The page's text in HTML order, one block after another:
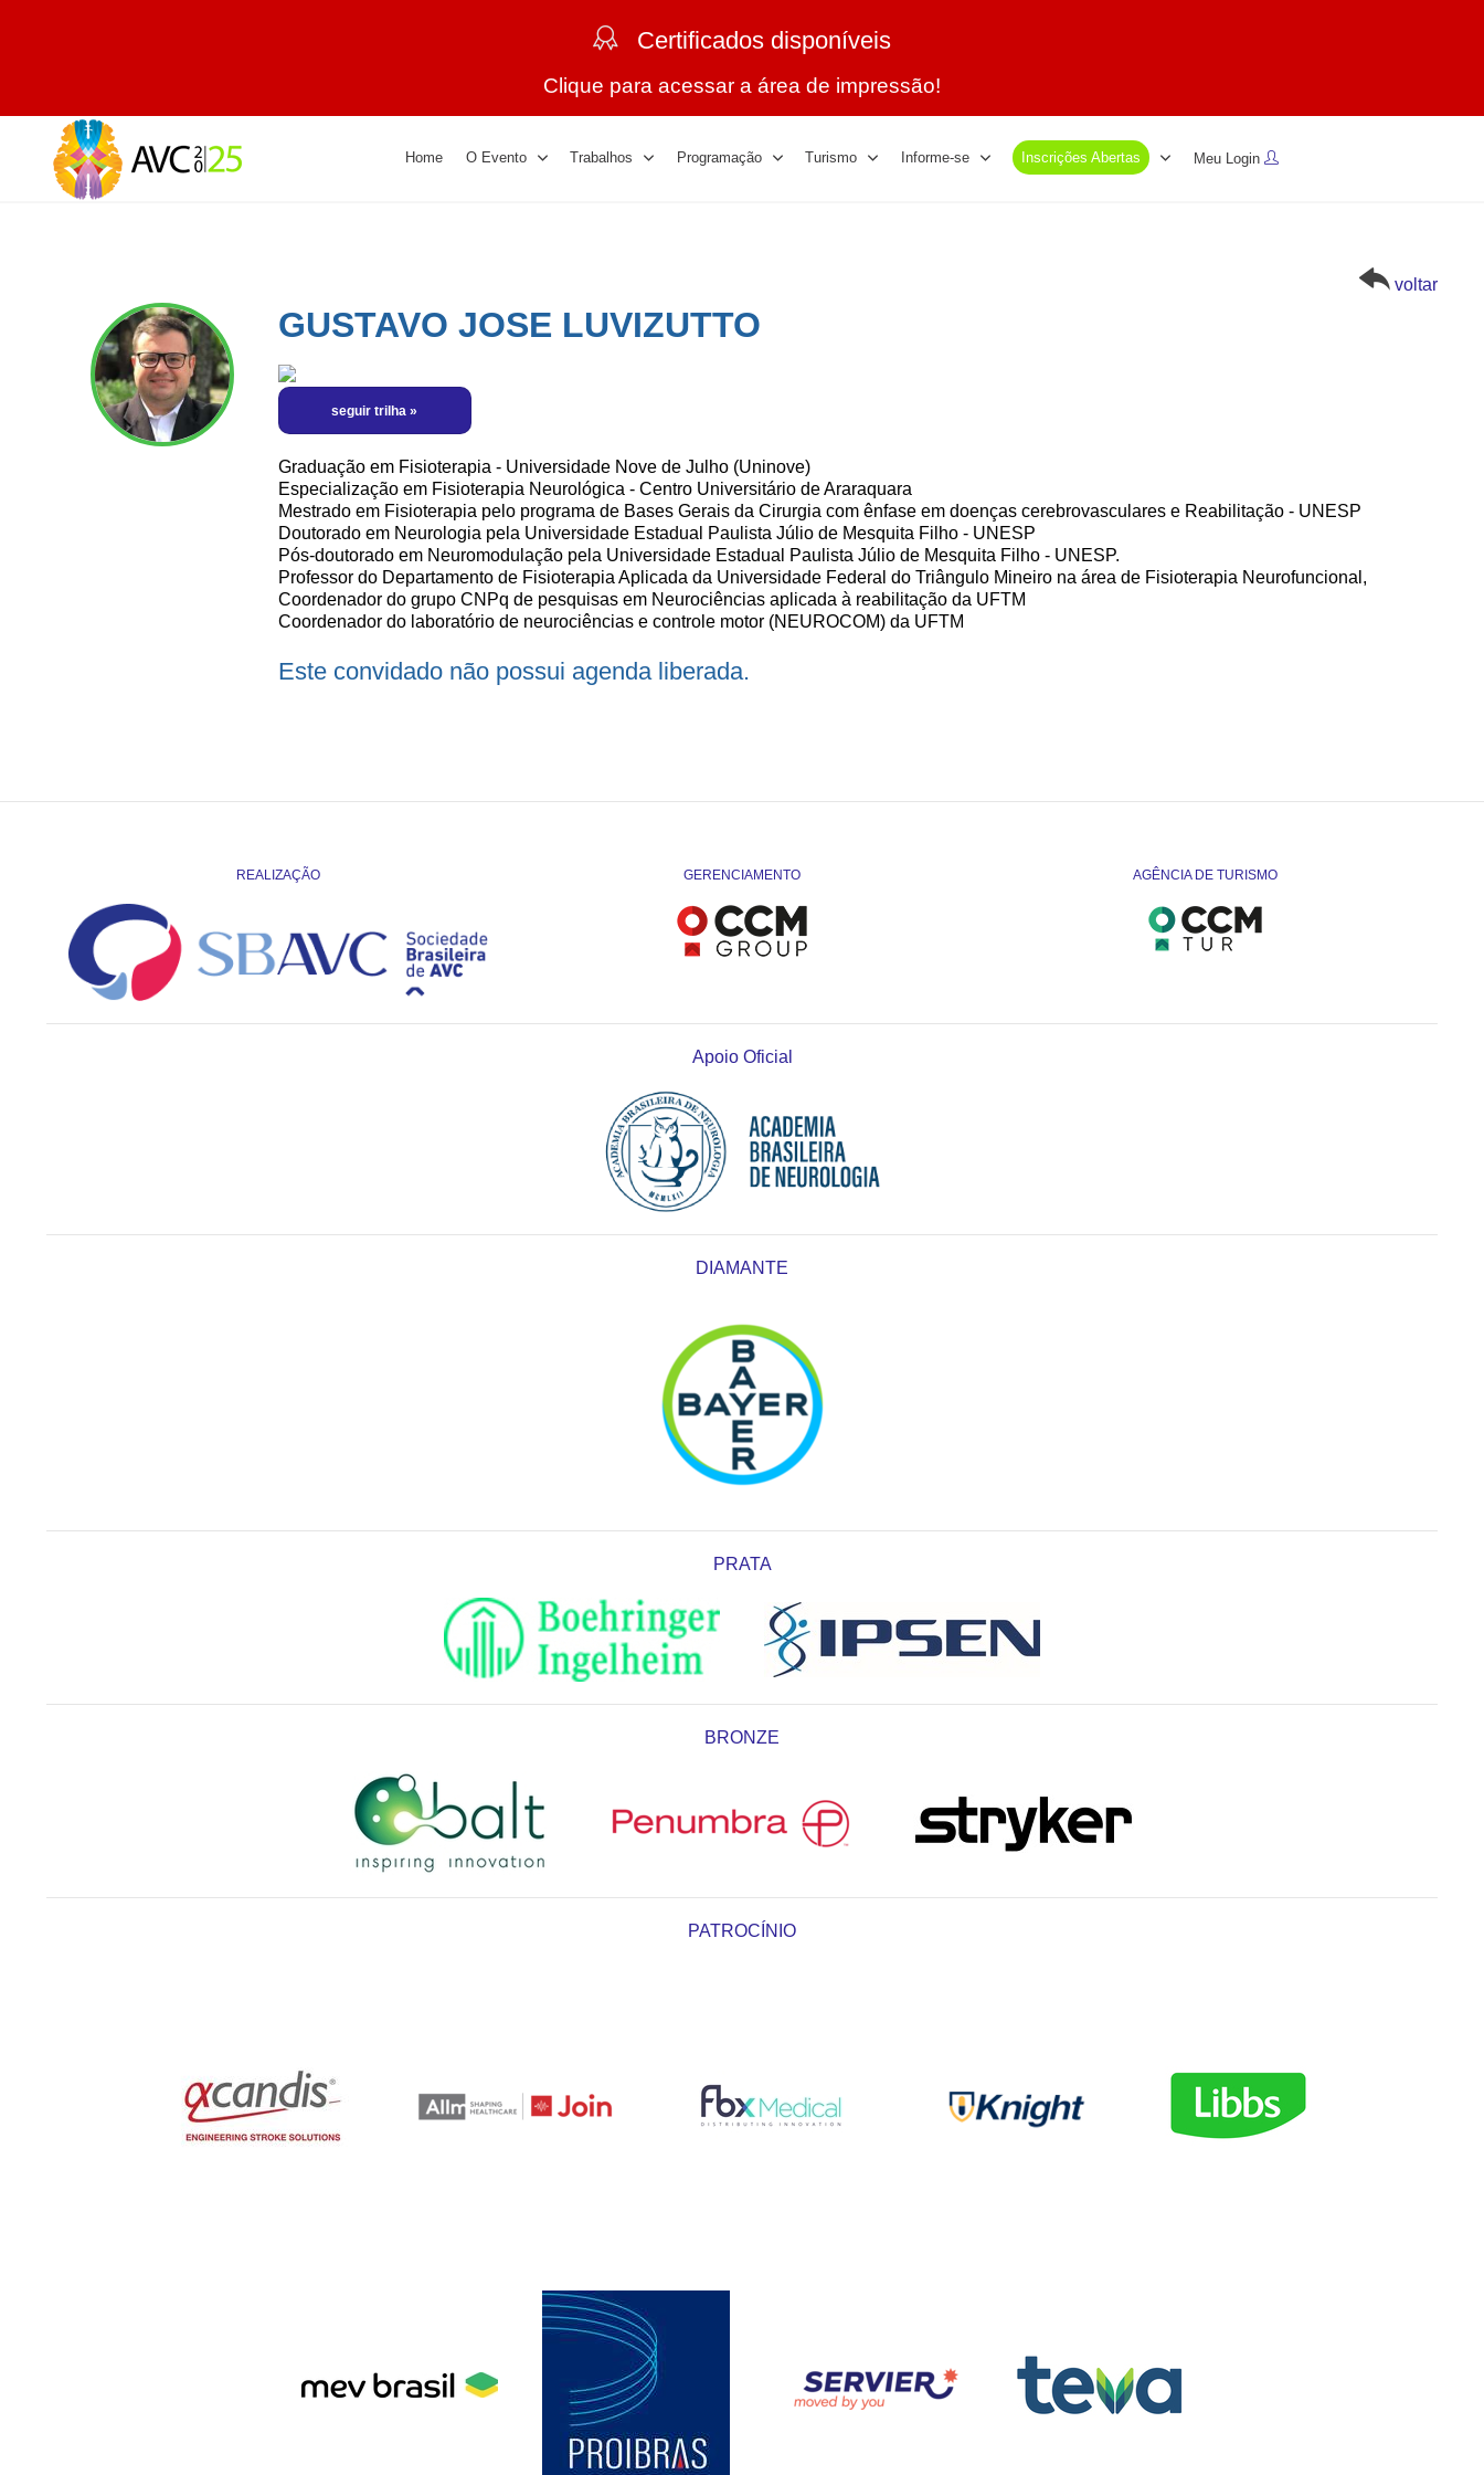
Certificados disponíveis
Clique para acessar a área de impressão!
Home O Evento Trabalhos Programação Turismo Informe-se Inscrições Abertas Meu Login
voltar
GUSTAVO JOSE LUVIZUTTO
Graduação em Fisioterapia - Universidade Nove de Julho (Uninove)
Especialização em Fisioterapia Neurológica - Centro Universitário de Araraquara
Mestrado em Fisioterapia pelo programa de Bases Gerais da Cirurgia com ênfase em doenças cerebrovasculares e Reabilitação - UNESP
Doutorado em Neurologia pela Universidade Estadual Paulista Júlio de Mesquita Filho - UNESP
Pós-doutorado em Neuromodulação pela Universidade Estadual Paulista Júlio de Mesquita Filho - UNESP.
Professor do Departamento de Fisioterapia Aplicada da Universidade Federal do Triângulo Mineiro na área de Fisioterapia Neurofuncional,
Coordenador do grupo CNPq de pesquisas em Neurociências aplicada à reabilitação da UFTM
Coordenador do laboratório de neurociências e controle motor (NEUROCOM) da UFTM
Este convidado não possui agenda liberada.
REALIZAÇÃO GERENCIAMENTO AGÊNCIA DE TURISMO
Apoio Oficial
DIAMANTE
PRATA
BRONZE
PATROCÍNIO